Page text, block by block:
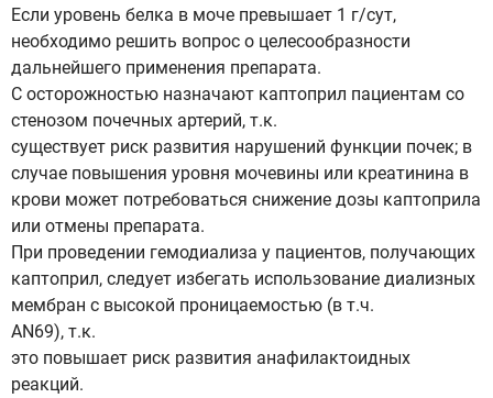
Если уровень белка в моче превышает 1 г/сут,
необходимо решить вопрос о целесообразности
дальнейшего применения препарата.
С осторожностью назначают каптоприл пациентам со
стенозом почечных артерий, т.к.
существует риск развития нарушений функции почек; в
случае повышения уровня мочевины или креатинина в
крови может потребоваться снижение дозы каптоприла
или отмены препарата.
При проведении гемодиализа у пациентов, получающих
каптоприл, следует избегать использование диализных
мембран с высокой проницаемостью (в т.ч.
AN69), т.к.
это повышает риск развития анафилактоидных
реакций.